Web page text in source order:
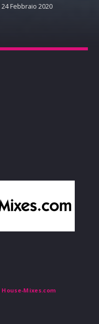
24 Febbraio 2020
House-Mixes.com